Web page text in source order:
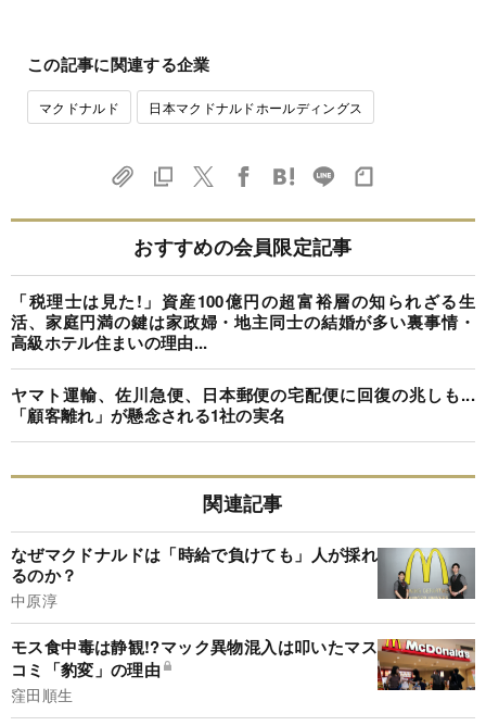
この記事に関連する企業
マクドナルド 日本マクドナルドホールディングス
おすすめの会員限定記事
「税理士は見た!」資産100億円の超富裕層の知られざる生
活、家庭円満の鍵は家政婦・地主同士の結婚が多い裏事情・
高級ホテル住まいの理由...
ヤマト運輸、佐川急便、日本郵便の宅配便に回復の兆しも...
「顧客離れ」が懸念される1社の実名
関連記事
なぜマクドナルドは「時給で負けても」人が採れ
るのか？
中原淳
モス食中毒は静観!?マック異物混入は叩いたマス
コミ「豹変」の理由
窪田順生